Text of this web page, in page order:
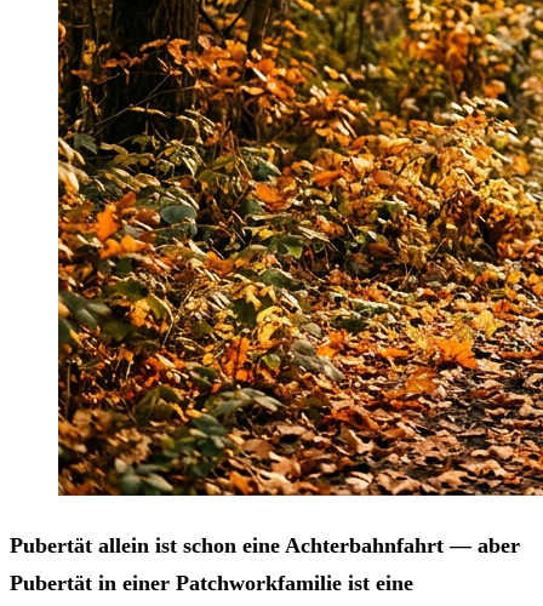
Pubertät allein ist schon eine Achterbahnfahrt — aber
Pubertät in einer Patchworkfamilie ist eine